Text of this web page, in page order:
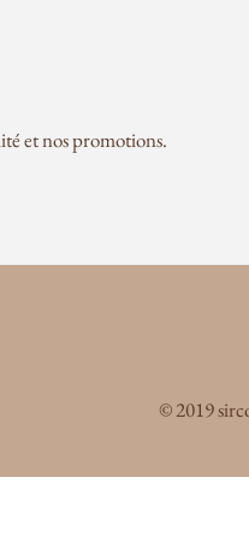
et nos promotions.
© 2019